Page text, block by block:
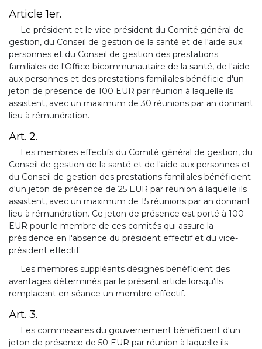
Article 1er.
Le président et le vice-président du Comité général de
gestion, du Conseil de gestion de la santé et de l'aide aux
personnes et du Conseil de gestion des prestations
familiales de l'Office bicommunautaire de la santé, de l'aide
aux personnes et des prestations familiales bénéficie d'un
jeton de présence de 100 EUR par réunion à laquelle ils
assistent, avec un maximum de 30 réunions par an donnant
lieu à rémunération.
Art. 2.
Les membres effectifs du Comité général de gestion, du
Conseil de gestion de la santé et de l'aide aux personnes et
du Conseil de gestion des prestations familiales bénéficient
d'un jeton de présence de 25 EUR par réunion à laquelle ils
assistent, avec un maximum de 15 réunions par an donnant
lieu à rémunération. Ce jeton de présence est porté à 100
EUR pour le membre de ces comités qui assure la
présidence en l'absence du président effectif et du vice-
président effectif.
Les membres suppléants désignés bénéficient des
avantages déterminés par le présent article lorsqu'ils
remplacent en séance un membre effectif.
Art. 3.
Les commissaires du gouvernement bénéficient d'un
jeton de présence de 50 EUR par réunion à laquelle ils